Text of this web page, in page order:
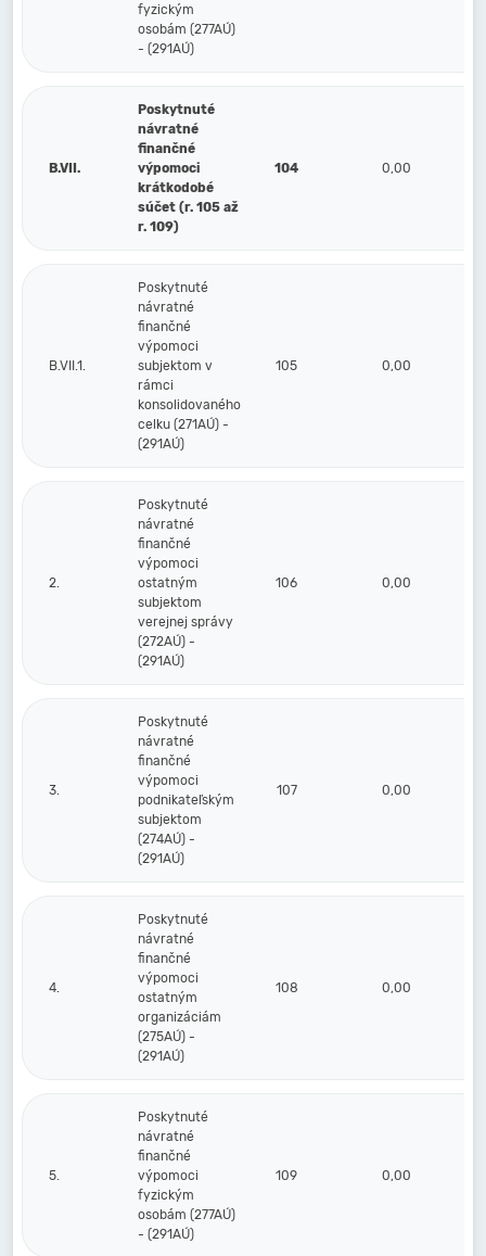
fyzickým
osobám (277AÚ)
- (291AÚ)
B.VII.
Poskytnuté
návratné
finančné
výpomoci
krátkodobé
súčet (r. 105 až
r. 109)
104 0,00
B.VII.1.
Poskytnuté
návratné
finančné
výpomoci
subjektom v
rámci
konsolidovaného
celku (271AÚ) -
(291AÚ)
105 0,00
2.
Poskytnuté
návratné
finančné
výpomoci
ostatným
subjektom
verejnej správy
(272AÚ) -
(291AÚ)
106 0,00
3.
Poskytnuté
návratné
finančné
výpomoci
podnikateľským
subjektom
(274AÚ) -
(291AÚ)
107 0,00
4.
Poskytnuté
návratné
finančné
výpomoci
ostatným
organizáciám
(275AÚ) -
(291AÚ)
108 0,00
5.
Poskytnuté
návratné
finančné
výpomoci
fyzickým
osobám (277AÚ)
- (291AÚ)
109 0,00